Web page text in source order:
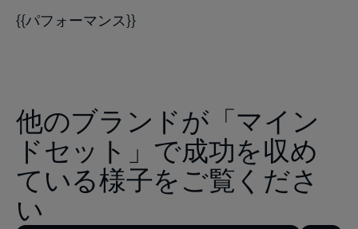
{{パフォーマンス}}
他のブランドが「マイン
ドセット」で成功を収め
ている様子をご覧くださ
い